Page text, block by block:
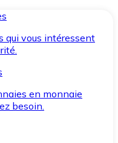
qui vous intéressent
en monnaie
besoin.